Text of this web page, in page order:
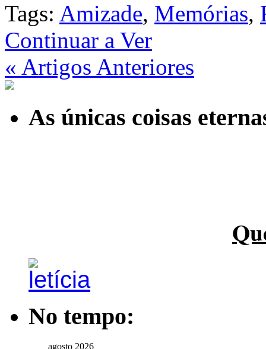
Tags: Amizade, Memórias,
Continuar a Ver
« Artigos Anteriores
As únicas coisas
No tempo:
agosto 2026